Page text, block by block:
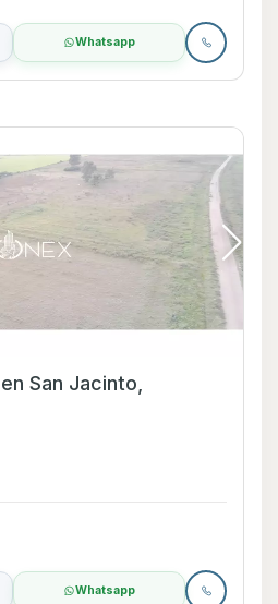
Whatsapp
Whatsapp